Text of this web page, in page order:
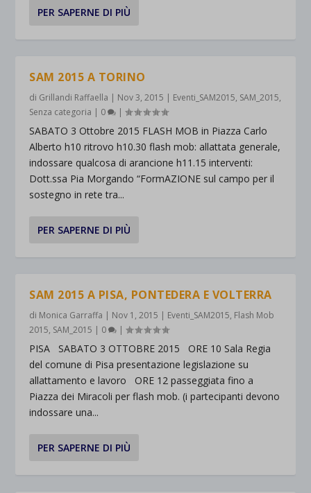
PER SAPERNE DI PIÙ
SAM 2015 A TORINO
di Grillandi Raffaella | Nov 3, 2015 | Eventi_SAM2015, SAM_2015,
Senza categoria | 0 |
SABATO 3 Ottobre 2015 FLASH MOB in Piazza Carlo
Alberto h10 ritrovo h10.30 flash mob: allattata generale,
indossare qualcosa di arancione h11.15 interventi:
Dott.ssa Pia Morgando “FormAZIONE sul campo per il
sostegno in rete tra...
PER SAPERNE DI PIÙ
SAM 2015 A PISA, PONTEDERA E VOLTERRA
di Monica Garraffa | Nov 1, 2015 | Eventi_SAM2015, Flash Mob
2015, SAM_2015 | 0 |
PISA SABATO 3 OTTOBRE 2015 ORE 10 Sala Regia
del comune di Pisa presentazione legislazione su
allattamento e lavoro ORE 12 passeggiata fino a
Piazza dei Miracoli per flash mob. (i partecipanti devono
indossare una...
PER SAPERNE DI PIÙ